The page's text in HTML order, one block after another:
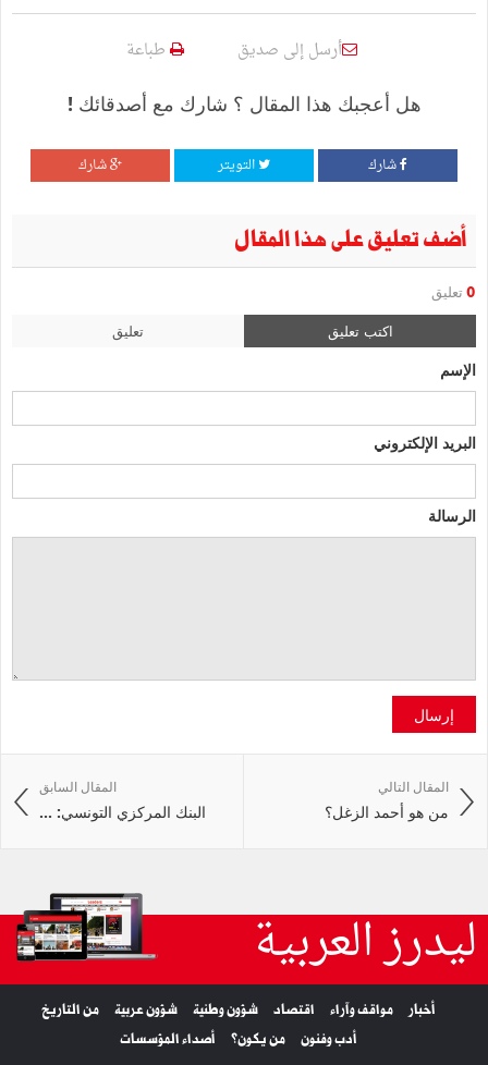
أرسل إلى صديق طباعة
هل أعجبك هذا المقال ؟ شارك مع أصدقائك !
شارك التويتر شارك
أضف تعليق على هذا المقال
0 تعليق
اكتب تعليق تعليق
الإسم
البريد الإلكتروني
الرسالة
إرسال
المقال السابق
البنك المركزي التونسي: ...
المقال التالي
من هو أحمد الزغل؟
ليدرز العربية
أخبار مواقف وآراء اقتصاد شؤون وطنية شؤون عربية
من التاريخ
أدب وفنون
من يكون؟ أصداء المؤسسات